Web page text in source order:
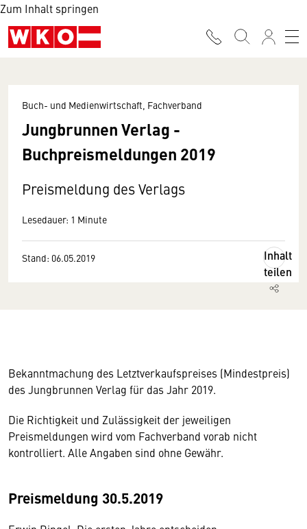
Zum Inhalt springen
Buch- und Medienwirtschaft, Fachverband
Jungbrunnen Verlag -
Buchpreismeldungen 2019
Preismeldung des Verlags
Lesedauer: 1 Minute
Stand: 06.05.2019
Inhalt
teilen
Bekanntmachung des Letztverkaufspreises (Mindestpreis)
des Jungbrunnen Verlag für das Jahr 2019.
Die Richtigkeit und Zulässigkeit der jeweiligen
Preismeldungen wird vom Fachverband vorab nicht
kontrolliert. Alle Angaben sind ohne Gewähr.
Preismeldung 30.5.2019